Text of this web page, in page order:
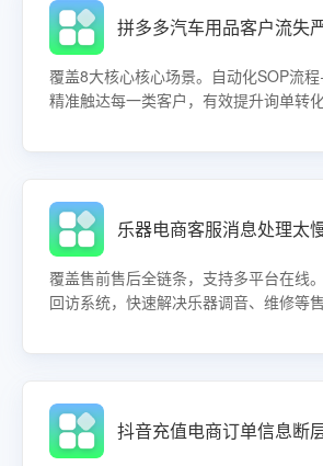
覆盖8大核心核心场景。自动化SOP流程
精准触达每一类客户，有效提升询单转
低运营成本，实现生意增量。
覆盖售前售后全链条，支持多平台在线
回访系统，快速解决乐器调音、维修等